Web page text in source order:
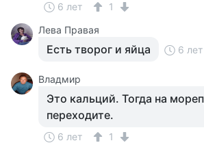
6 лет
1
Лева Правая
Есть творог и яйца 6 лет
Владмир
Это кальций. Тогда на
переходите.
6 лет 1